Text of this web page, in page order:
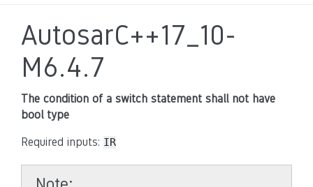
AutosarC++17_10-
M6.4.7
The condition of a switch statement shall not have
bool type
Required inputs: IR